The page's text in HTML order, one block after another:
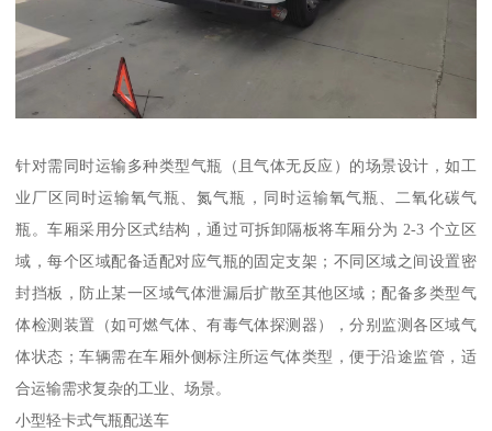
针对需同时运输多种类型气瓶（且气体无反应）的场景设计，如工
业厂区同时运输氧气瓶、氮气瓶，同时运输氧气瓶、二氧化碳气
瓶。车厢采用分区式结构，通过可拆卸隔板将车厢分为 2-3 个立区
域，每个区域配备适配对应气瓶的固定支架；不同区域之间设置密
封挡板，防止某一区域气体泄漏后扩散至其他区域；配备多类型气
体检测装置（如可燃气体、有毒气体探测器），分别监测各区域气
体状态；车辆需在车厢外侧标注所运气体类型，便于沿途监管，适
合运输需求复杂的工业、场景。​
小型轻卡式气瓶配送车​